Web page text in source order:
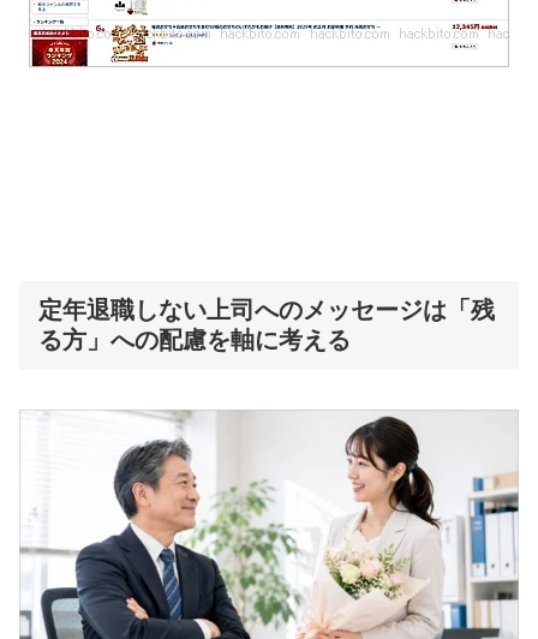
定年退職しない上司へのメッセージは「残
る方」への配慮を軸に考える